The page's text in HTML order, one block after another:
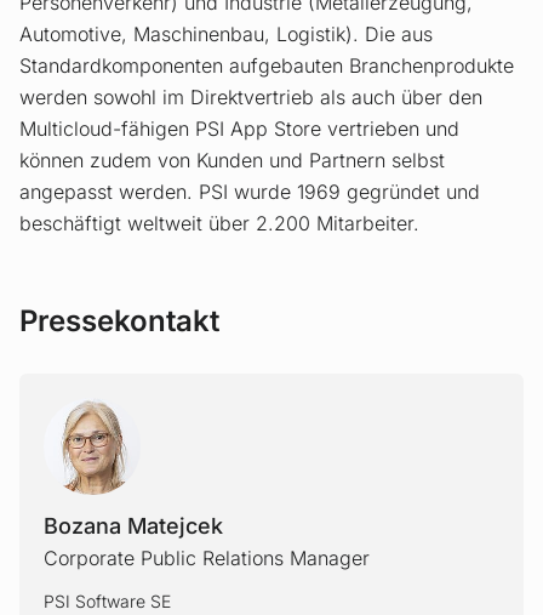
Automotive, Maschinenbau, Logistik). Die aus
Standardkomponenten aufgebauten Branchenprodukte
werden sowohl im Direktvertrieb als auch über den
Multicloud-fähigen PSI App Store vertrieben und
können zudem von Kunden und Partnern selbst
angepasst werden. PSI wurde 1969 gegründet und
beschäftigt weltweit über 2.200 Mitarbeiter.
Pressekontakt
BOZAN
Bozana Matejcek
Corporate Public Relations Manager
PSI Software SE